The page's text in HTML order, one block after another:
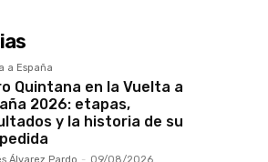
a España
Quintana en la Vuelta a
2026: etapas,
y la historia de su
Álvarez Pardo - 09/08/2026